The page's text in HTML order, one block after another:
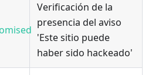
Verificación de la
presencia del aviso
'Este sitio puede
haber sido hackeado'